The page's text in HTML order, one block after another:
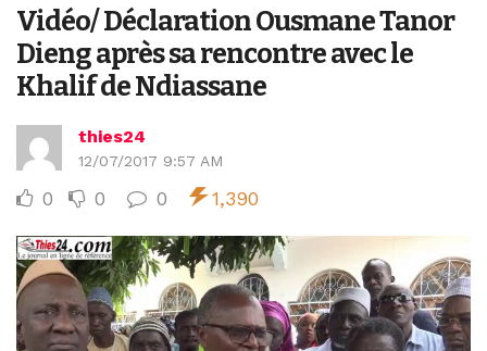
Vidéo/ Déclaration Ousmane Tanor
Dieng après sa rencontre avec le
Khalif de Ndiassane
thies24
12/07/2017 9:57 AM
0 0 0 1,390